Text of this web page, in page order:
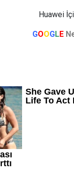
Huawei
GOOGLE